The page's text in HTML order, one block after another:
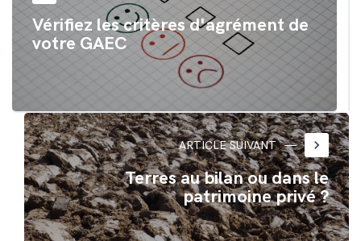
Vérifiez les critères d'agrément de
votre GAEC
ARTICLE SUIVANT keyboard_arrow_right
Terres au bilan ou dans le
patrimoine privé ?